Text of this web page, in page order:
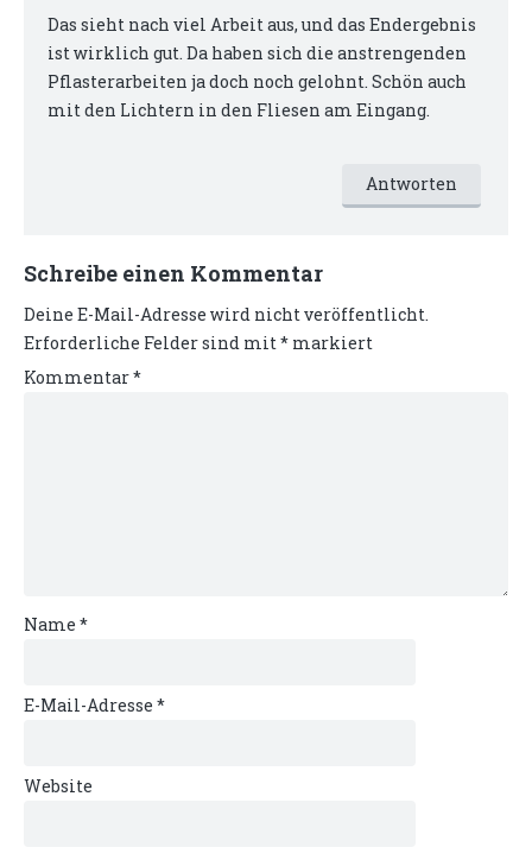
Das sieht nach viel Arbeit aus, und das Endergebnis
ist wirklich gut. Da haben sich die anstrengenden
Pflasterarbeiten ja doch noch gelohnt. Schön auch
mit den Lichtern in den Fliesen am Eingang.
Antworten
Schreibe einen Kommentar
Deine E-Mail-Adresse wird nicht veröffentlicht.
Erforderliche Felder sind mit* markiert
Kommentar*
Name *
E-Mail-Adresse *
Website